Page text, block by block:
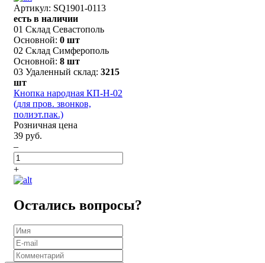
Артикул: SQ1901-0113
есть в наличии
01 Склад Севастополь
Основной: 0 шт
02 Склад Симферополь
Основной: 8 шт
03 Удаленный склад: 3215
шт
Кнопка народная КП-Н-02
(для пров. звонков,
полиэт.пак.)
Розничная цена
39 руб.
–
+
Остались вопросы?